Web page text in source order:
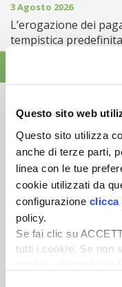
Questo sito web
Questo sito utilizza
anche di terze parti,
linea con le tue
cookie utilizzati da
configurazione clicca
policy.
Se fai clic su
tutti i cookie. Se non
3 Agosto 2026
L’erogazione dei
tempistica predefinita
Scopri un servizio